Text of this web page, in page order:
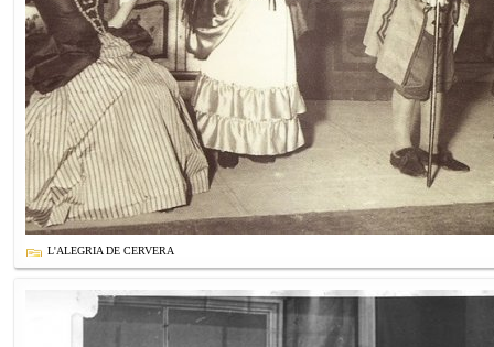
L'ALEGRIA DE CERVERA